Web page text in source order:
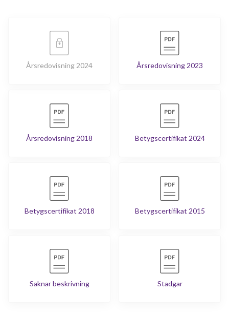
Årsredovisning 2024 Årsredovisning 2023
Årsredovisning 2018 Betygscertifikat 2024
Betygscertifikat 2018 Betygscertifikat 2015
Saknar beskrivning Stadgar